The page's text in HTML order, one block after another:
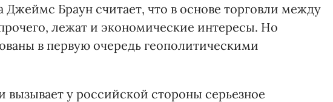
Джеймс Браун считает, что в основе торговли между
лежат и экономические интересы. Но
в первую очередь геополитическими
у российской стороны серьезное